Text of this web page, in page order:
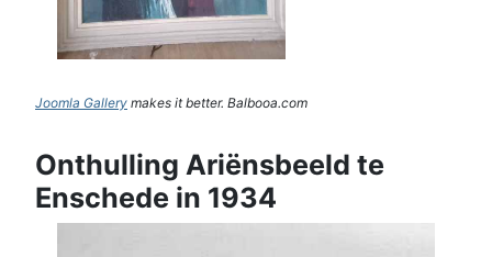
Joomla Gallery makes it better. Balbooa.com
Onthulling Ariënsbeeld te
Enschede in 1934